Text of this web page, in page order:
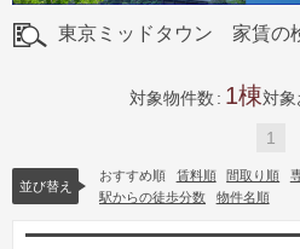
東京ミッドタウン 家賃の
対象物件数 1 対象
1
並び替え
おすすめ順 賃料順 間取り順
駅からの徒歩分数
物件名順